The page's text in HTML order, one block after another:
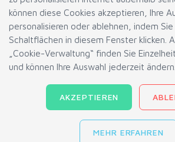
können diese Cookies akzeptieren, Ihre
personalisieren oder ablehnen, indem
Schaltflächen in diesem Fenster klicken.
„Cookie-Verwaltung“ finden Sie
und können Ihre Auswahl jederzeit ändern.
AKZEPTIEREN
MEHR ERFAHREN
Nutzungsbedinungen
Datenschutz-Bestimmungen
Blog
Tools
Verwaltung von Cookies
INN-AND-CO SAS © 2004-2026.